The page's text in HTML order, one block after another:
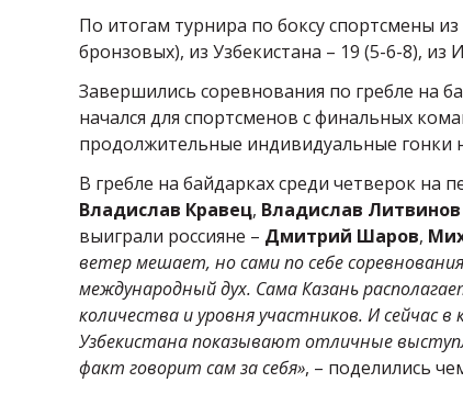
По итогам турнира по боксу спортсмены
бронзовых), из Узбекистана – 19 (5-6-8), из
Завершились соревнования по гребле на
начался для спортсменов с финальных
продолжительные индивидуальные гонки
В гребле на байдарках среди четверок на
Владислав Кравец, Владислав Литвинов
выиграли россияне – Дмитрий Шаров,
ветер мешает, но сами по себе
международный дух. Сама Казань
количества и уровня участников. И сейчас
Узбекистана показывают отличные
факт говорит сам за себя», – поделились